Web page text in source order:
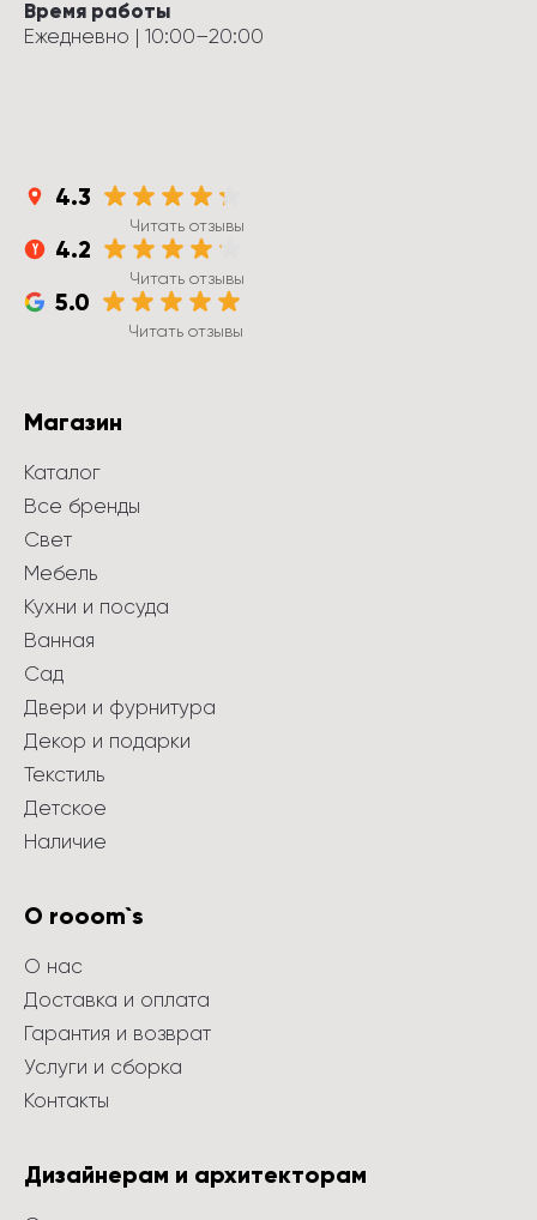
Время работы
Ежедневно | 10:00–20:00
4.3
Читать отзывы
4.2
Читать отзывы
5.0
Читать отзывы
Магазин
Каталог
Все бренды
Свет
Мебель
Кухни и посуда
Ванная
Сад
Двери и фурнитура
Декор и подарки
Текстиль
Детское
Наличие
О rooom`s
О нас
Доставка и оплата
Гарантия и возврат
Услуги и сборка
Контакты
Дизайнерам и архитекторам